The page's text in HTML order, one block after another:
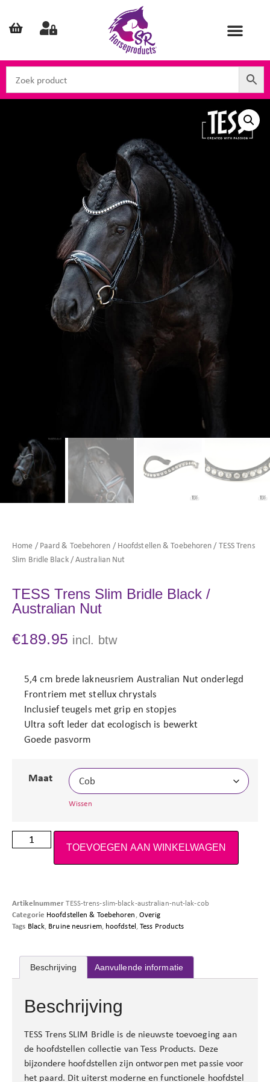
Home /Paard & Toebehoren /Hoofdstellen & Toebehoren / TESS Trens
Slim Bridle Black / Australian Nut
TESS Trens Slim Bridle Black /
Australian Nut
€189.95 incl. btw
5,4 cm brede lakneusriem Australian Nut onderlegd
Frontriem met stellux chrystals
Inclusief teugels met grip en stopjes
Ultra soft leder dat ecologisch is bewerkt
Goede pasvorm
Maat
Wissen
TOEVOEGEN AAN WINKELWAGEN
ArtikelnummerTESS-trens-slim-black-australian-nut-lak-cob
Categorie Hoofdstellen & Toebehoren Overig
Tags Black Bruine neusriem, hoofdstel ,Tess Products
Beschrijving Aanvullende informatie
Beschrijving
TESS Trens SLIM Bridle is de nieuwste toevoeging aan
de hoofdstellen collectie van Tess Products. Deze
bijzondere hoofdstellen zijn ontworpen met passie voor
het paard. Dit uiterst moderne en functionele hoofdstel